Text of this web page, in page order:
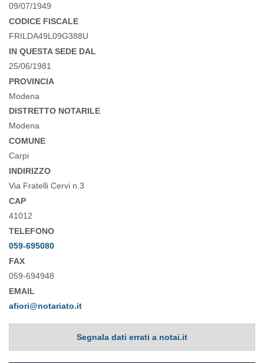
09/07/1949
CODICE FISCALE
FRILDA49L09G388U
IN QUESTA SEDE DAL
25/06/1981
PROVINCIA
Modena
DISTRETTO NOTARILE
Modena
COMUNE
Carpi
INDIRIZZO
Via Fratelli Cervi n.3
CAP
41012
TELEFONO
059-695080
FAX
059-694948
EMAIL
afiori@notariato.it
Segnala dati errati a notai.it